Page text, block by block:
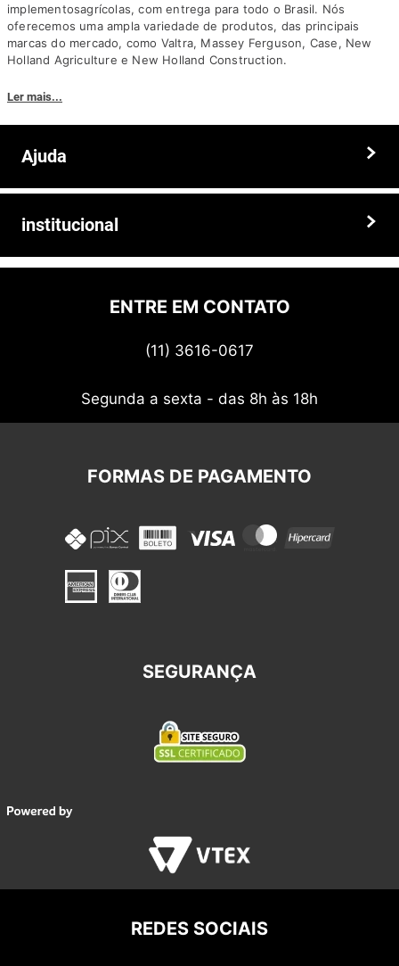
implementosagrícolas, com entrega para todo o Brasil. Nós
oferecemos uma ampla variedade de produtos, das principais
marcas do mercado, como Valtra, Massey Ferguson, Case, New
Holland Agriculture e New Holland Construction.
competitivos. Nós também oferecemos um atendimento
personalizado, com equipe de profissionais altamente capacitados
Somos a solução ideal para quem busca peças e acessórios agrícolas
Ler mais...
Ajuda
Prazos e entregas
institucional
Quem somos
Politica de privacidadeENTRE EM CONTATO
(11) 3616-0617
Segunda a sexta - das 8h às 18h
FORMAS DE PAGAMENTO
SEGURANÇA
REDES SOCIAIS